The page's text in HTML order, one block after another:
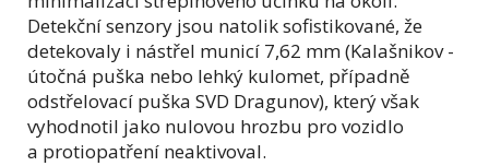
Detekční senzory jsou natolik sofistikované, že
detekovaly i nástřel municí 7,62 mm (Kalašnikov -
útočná puška nebo lehký kulomet, případně
odstřelovací puška SVD Dragunov), který však
vyhodnotil jako nulovou hrozbu pro vozidlo
a protiopatření neaktivoval.